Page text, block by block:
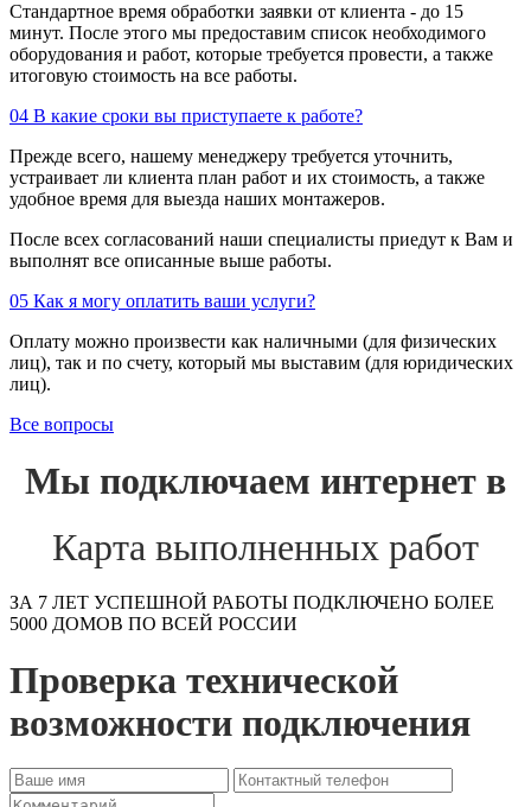
Стандартное время обработки заявки от клиента - до 15
минут. После этого мы предоставим список необходимого
оборудования и работ, которые требуется провести, а также
итоговую стоимость на все работы.
04 В какие сроки вы приступаете к работе?
Прежде всего, нашему менеджеру требуется уточнить,
устраивает ли клиента план работ и их стоимость, а также
удобное время для выезда наших монтажеров.
После всех согласований наши специалисты приедут к Вам и
выполнят все описанные выше работы.
05 Как я могу оплатить ваши услуги?
Оплату можно произвести как наличными (для физических
лиц), так и по счету, который мы выставим (для юридических
лиц).
Все вопросы
Мы подключаем интернет в
Карта выполненных работ
ЗА 7 ЛЕТ УСПЕШНОЙ РАБОТЫ ПОДКЛЮЧЕНО БОЛЕЕ
5000 ДОМОВ ПО ВСЕЙ РОССИИ
Проверка технической
возможности подключения